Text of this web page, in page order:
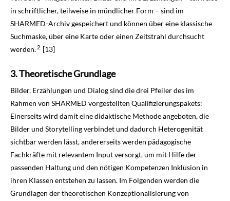
in schriftlicher, teilweise in mündlicher Form – sind im
SHARMED-Archiv gespeichert und können über eine klassische
Suchmaske, über eine Karte oder einen Zeitstrahl durchsucht
werden. 2 [13]
Theoretische Grundlage
Bilder, Erzählungen und Dialog sind die drei Pfeiler des im
Rahmen von SHARMED vorge­stellten Qualifizierungspakets:
Einerseits wird damit eine didaktische Methode angeboten, die
Bilder und Storytelling verbindet und dadurch Heterogenität
sichtbar werden lässt, andererseits werden pädagogische
Fachkräfte mit relevantem Input versorgt, um mit Hilfe der
passenden Haltung und den nötigen Kompetenzen Inklusion in
ihren Klassen entstehen zu lassen. Im Folgenden werden die
Grundlagen der theoretischen Konzeptionalisierung von